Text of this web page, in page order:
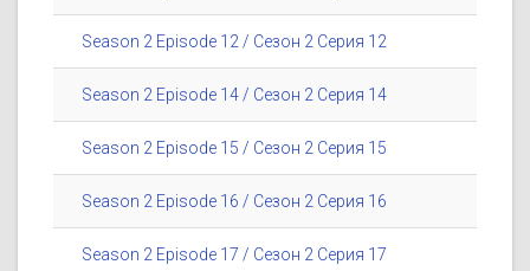
Season 2 Episode 12 / Сезон 2 Серия 12
Season 2 Episode 14 / Сезон 2 Серия 14
Season 2 Episode 15 / Сезон 2 Серия 15
Season 2 Episode 16 / Сезон 2 Серия 16
Season 2 Episode 17 / Сезон 2 Серия 17